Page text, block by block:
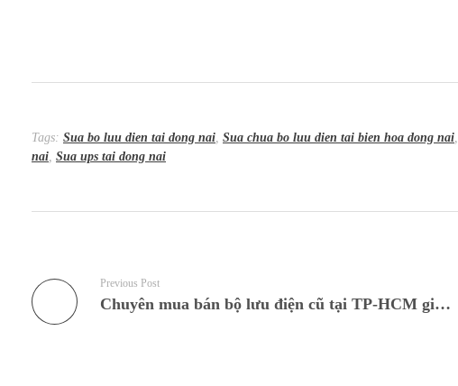
Tags: Sua bo luu dien tai dong nai, Sua chua bo luu dien tai bien hoa dong nai,
nai, Sua ups tai dong nai
Previous Post
Chuyên mua bán bộ lưu điện cũ tại TP-HCM giá rẻ